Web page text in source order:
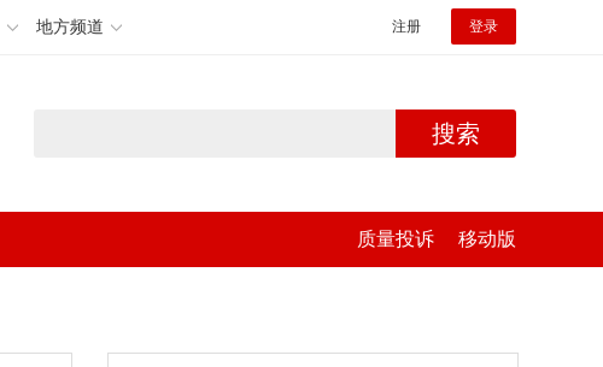
地方频道 注册 登录
搜索
质量投诉 移动版